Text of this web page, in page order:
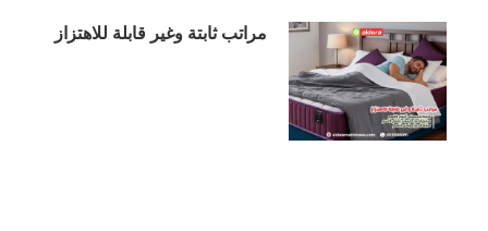
مراتب ثابتة وغير قابلة للاهتزاز